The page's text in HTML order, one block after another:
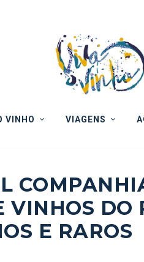
VINHO VIAGENS
VINHOS DO
E RAROS